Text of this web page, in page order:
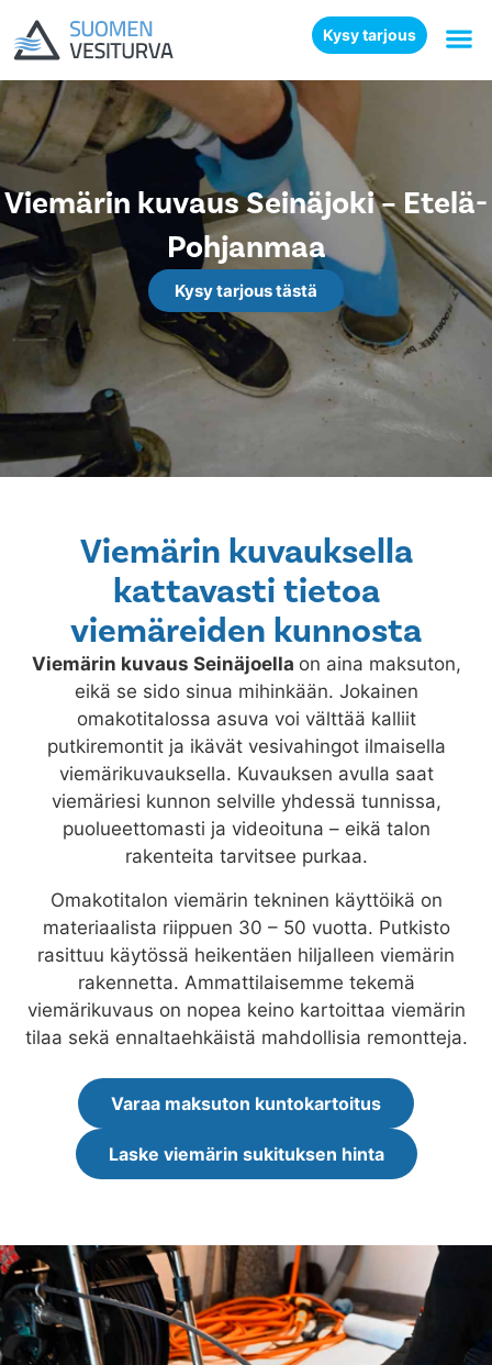
Kysy tarjous
Viemärin kuvaus Seinäjoki – Etelä-
Pohjanmaa
Kysy tarjous tästä
Viemärin kuvauksella
kattavasti tietoa
viemäreiden kunnosta
Viemärin kuvaus Seinäjoella on aina maksuton,
eikä se sido sinua mihinkään. Jokainen
omakotitalossa asuva voi välttää kalliit
putkiremontit ja ikävät vesivahingot ilmaisella
viemärikuvauksella. Kuvauksen avulla saat
viemäriesi kunnon selville yhdessä tunnissa,
puolueettomasti ja videoituna – eikä talon
rakenteita tarvitsee purkaa.
Omakotitalon viemärin tekninen käyttöikä on
materiaalista riippuen 30 – 50 vuotta. Putkisto
rasittuu käytössä heikentäen hiljalleen viemärin
rakennetta. Ammattilaisemme tekemä
viemärikuvaus on nopea keino kartoittaa viemärin
tilaa sekä ennaltaehkäistä mahdollisia remontteja.
Varaa maksuton kuntokartoitus
Laske viemärin sukituksen hinta